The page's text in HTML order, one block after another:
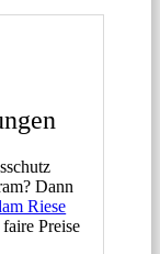
Dann
Riese
Preise